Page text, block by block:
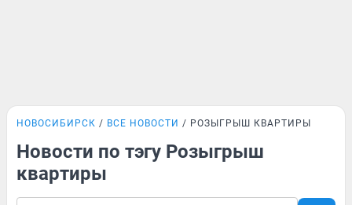
НОВОСИБИРСК ВСЕ НОВОСТИ РОЗЫГРЫШ КВАРТИРЫ
Новости по тэгу Розыгрыш
квартиры